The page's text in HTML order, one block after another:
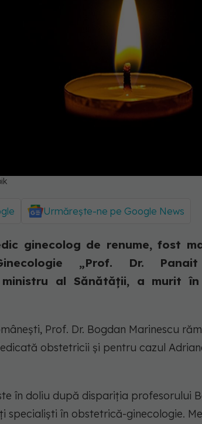
Urmărește-ne pe Google News
ginecolog de renume, fost
„Prof. Dr.
al Sănătății, a murit în
Prof. Dr. Bogdan Marinescu
obstetricii și pentru cazul
în doliu după dispariția profesorului
specialiști în obstetrică-ginecologie.